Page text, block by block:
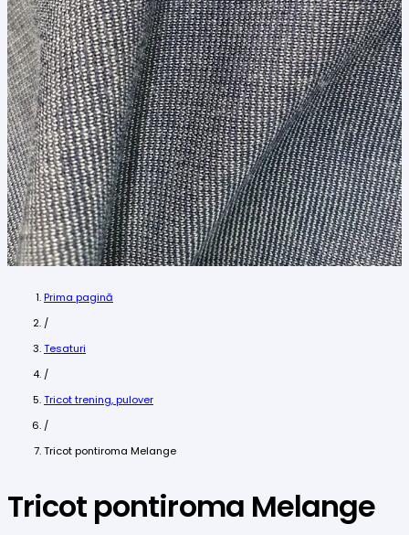
Prima pagină
/
Tesaturi
/
Tricot trening, pulover
/
Tricot pontiroma Melange
Tricot pontiroma Melange